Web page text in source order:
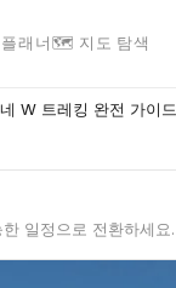
플래너🗺 지도 탐색
W 트레킹 완전 가이드
일정으로 전환하세요.